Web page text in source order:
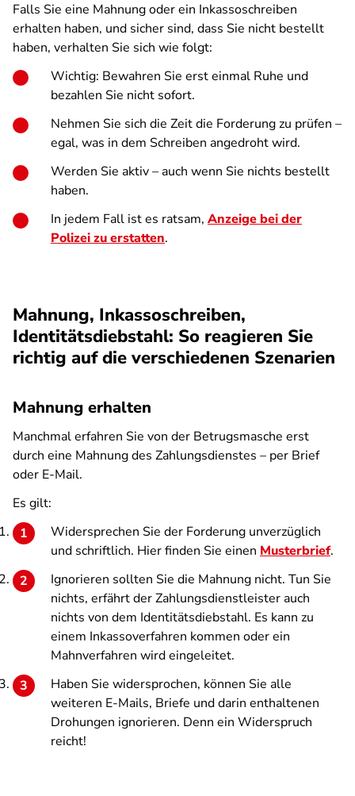
Falls Sie eine Mahnung oder ein Inkassoschreiben
erhalten haben, und sicher sind, dass Sie nicht bestellt
haben, verhalten Sie sich wie folgt:
Wichtig: Bewahren Sie erst einmal Ruhe und
bezahlen Sie nicht sofort.
Nehmen Sie sich die Zeit die Forderung zu prüfen –
egal, was in dem Schreiben angedroht wird.
Werden Sie aktiv – auch wenn Sie nichts bestellt
haben.
In jedem Fall ist es ratsam, Anzeige bei der
Polizei zu erstatten.
Mahnung, Inkassoschreiben,
Identitätsdiebstahl: So reagieren Sie
richtig auf die verschiedenen Szenarien
Mahnung erhalten
Manchmal erfahren Sie von der Betrugsmasche erst
durch eine Mahnung des Zahlungsdienstes – per Brief
oder E-Mail.
Es gilt:
Widersprechen Sie der Forderung unverzüglich
und schriftlich. Hier finden Sie einen Musterbrief.
Ignorieren sollten Sie die Mahnung nicht. Tun Sie
nichts, erfährt der Zahlungsdienstleister auch
nichts von dem Identitätsdiebstahl. Es kann zu
einem Inkassoverfahren kommen oder ein
Mahnverfahren wird eingeleitet.
Haben Sie widersprochen, können Sie alle
weiteren E-Mails, Briefe und darin enthaltenen
Drohungen ignorieren. Denn ein Widerspruch
reicht!